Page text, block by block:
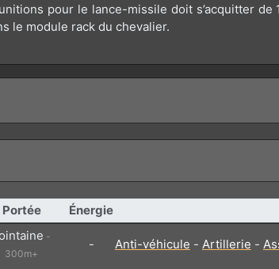
pour le lance-missile doit s’acquitter
le module rack du chevalier.
Portée Énergie
-
300m+
- Anti-véhicule - Artillerie -